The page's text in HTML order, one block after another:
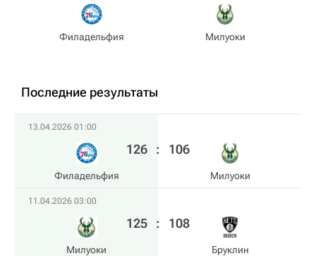
Филадельфия Милуоки
Последние результаты
13.04.2026 01:00
Филадельфия
126 : 106
Милуоки
11.04.2026 03:00
Милуоки
125 : 108
Бруклин